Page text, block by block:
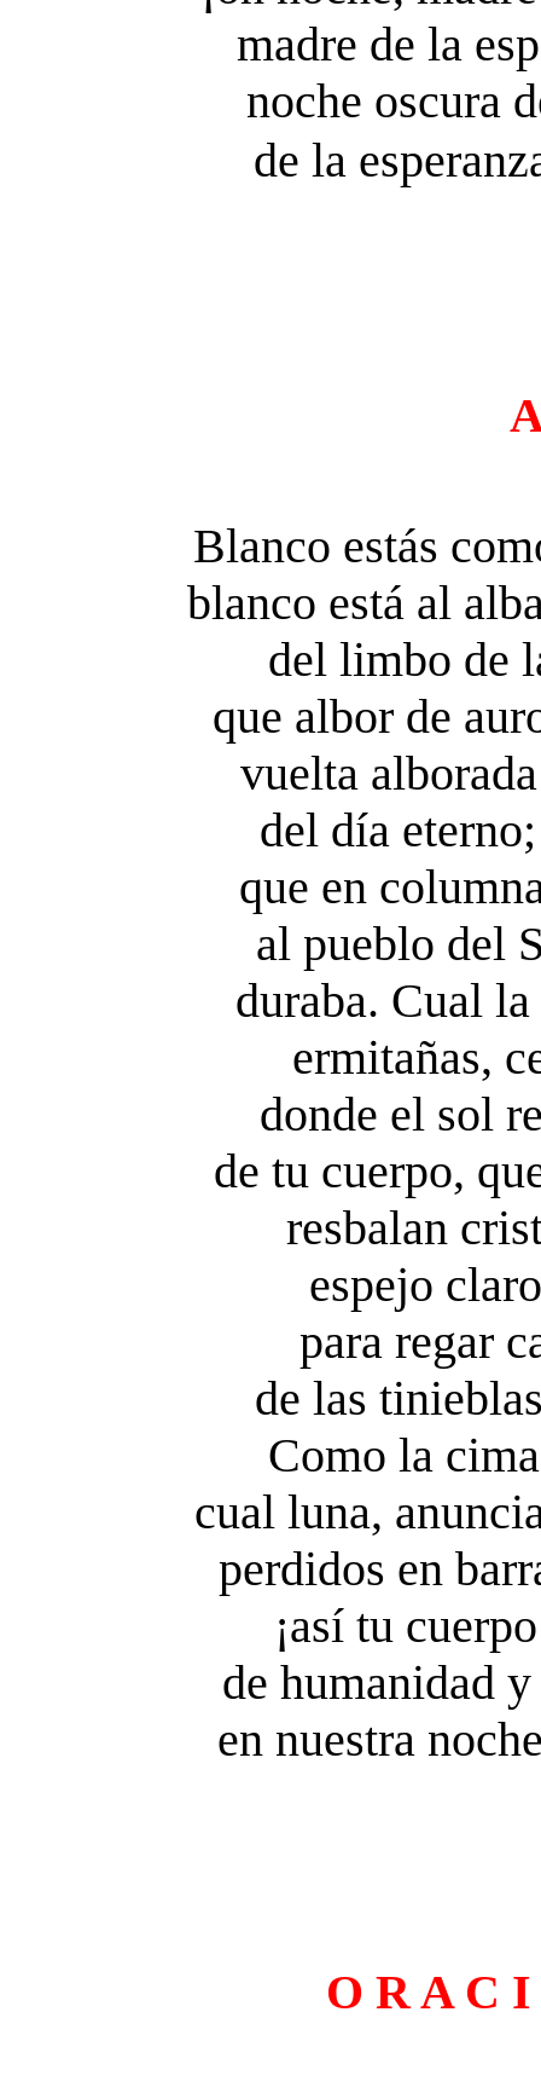
madre de la
noche oscura
de la
Blanco estás
blanco está al
del limbo de
que albor de
vuelta
del día
que en
al pueblo del
duraba. Cual
ermitañas,
donde el sol
de tu cuerpo,
resbalan
espejo
para regar
de las
Como la
cual luna,
perdidos en
¡así tu
de humanidad
en nuestra
O R A C